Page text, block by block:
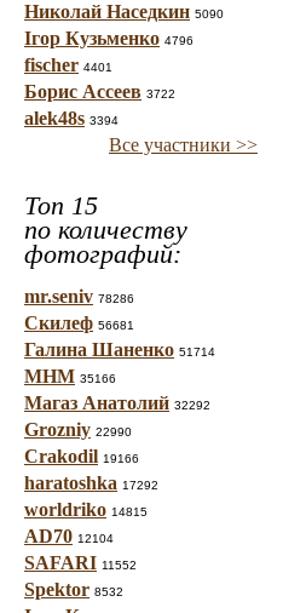
Николай Наседкин 5090
Ігор Кузьменко 4796
fischer 4401
Борис Ассеев 3722
alek48s 3394
Все участники >>
Топ 15
по количеству
фотографий:
mr.seniv 78286
Скилеф 56681
Галина Шаненко 51714
МНМ 35166
Магаз Анатолий 32292
Grozniy 22990
Crakodil 19166
haratoshka 17292
worldriko 14815
AD70 12104
SAFARI 11552
Spektor 8532